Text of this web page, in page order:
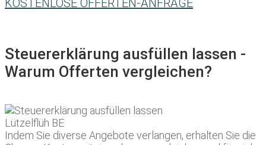
KOSTENLOSE OFFERTEN-ANFRAGE
Steuererklärung ausfüllen lassen -
Warum Offerten vergleichen?
Indem Sie diverse Angebote verlangen, erhalten Sie die